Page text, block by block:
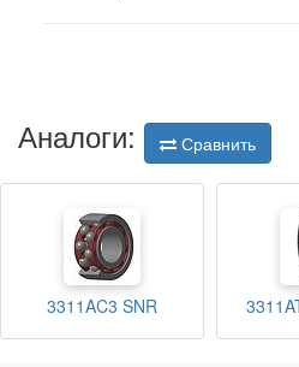
Аналоги: Сравнить
3311AC3 SNR